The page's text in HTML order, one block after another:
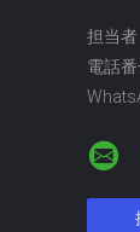
担当者
電話番